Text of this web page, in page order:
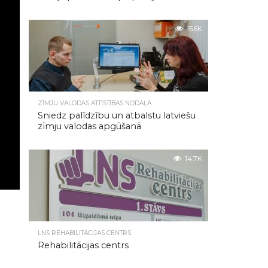
15.6K
ZĪMJU VALODAS ATTĪSTĪBAS NODAĻA
Sniedz palīdzību un atbalstu latviešu
zīmju valodas apgūšanā
14.7K
LNS REHABILITĀCIJAS CENTRS
Rehabilitācijas centrs